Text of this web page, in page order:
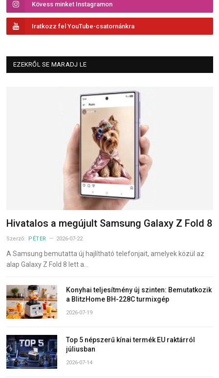
Kövess minket Instagramon
Iratkozz fel YouTube-csatornánkra
EZEKRŐL SE MARADJ LE
Hivatalos a megújult Samsung Galaxy Z Fold 8
Szerző: PÉTER 2026-07-22
A Samsung bemutatta új hajlítható telefonjait, amelyek közül az
alap Galaxy Z Fold 8 lett a…
Konyhai teljesítmény új szinten: Bemutatkozik
a BlitzHome BH-228C turmixgép
2026-07-19
Top 5 népszerű kínai termék EU raktárról
júliusban
2026-07-14